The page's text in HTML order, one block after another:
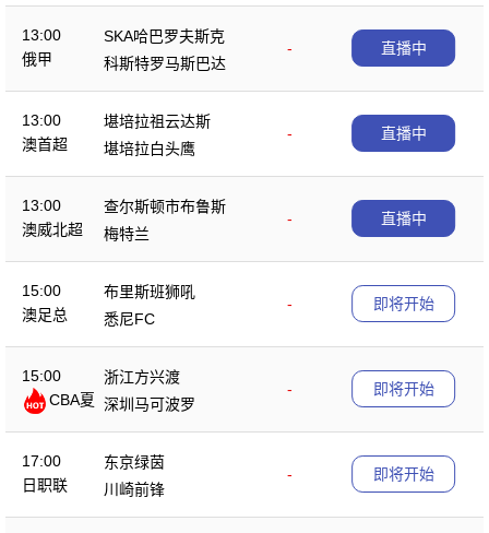
13:00
俄甲
SKA哈巴罗夫斯克
-
科斯特罗马斯巴达
直播中
13:00
澳首超
堪培拉祖云达斯
-
堪培拉白头鹰
直播中
13:00
澳威北超
查尔斯顿市布鲁斯
-
梅特兰
直播中
15:00
澳足总
布里斯班狮吼
-
悉尼FC
即将开始
15:00
CBA夏
浙江方兴渡
-
深圳马可波罗
即将开始
17:00
日职联
东京绿茵
-
川崎前锋
即将开始